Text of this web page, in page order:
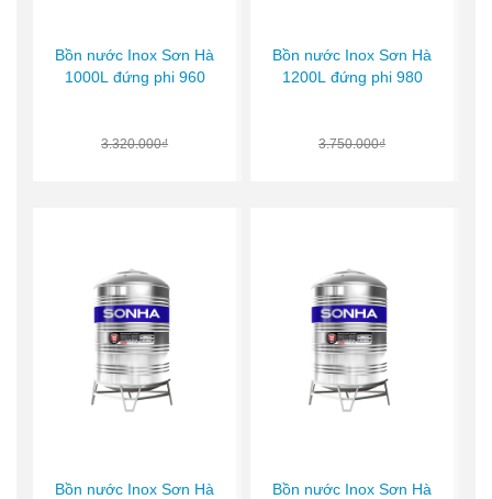
Bồn nước Inox Sơn Hà
1000L đứng phi 960
3.320.000₫
Bồn nước Inox Sơn Hà
1200L đứng phi 980
3.750.000₫
Bồn nước Inox Sơn Hà
Bồn nước Inox Sơn Hà